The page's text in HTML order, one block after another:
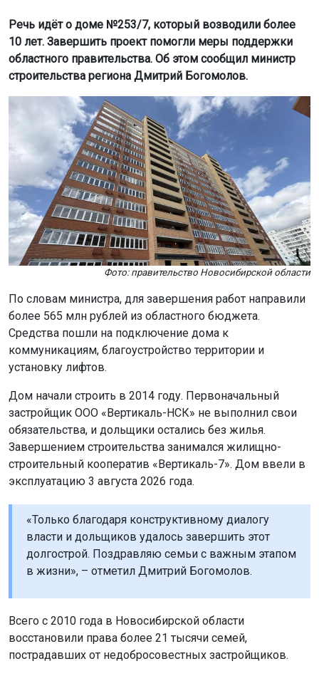
Речь идёт о доме №253/7, который возводили более
10 лет. Завершить проект помогли меры поддержки
областного правительства. Об этом сообщил министр
строительства региона Дмитрий Богомолов.
Фото: правительство Новосибирской области
По словам министра, для завершения работ направили
более 565 млн рублей из областного бюджета.
Средства пошли на подключение дома к
коммуникациям, благоустройство территории и
установку лифтов.
Дом начали строить в 2014 году. Первоначальный
застройщик ООО «Вертикаль-НСК» не выполнил свои
обязательства, и дольщики остались без жилья.
Завершением строительства занимался жилищно-
строительный кооператив «Вертикаль-7». Дом ввели в
эксплуатацию 3 августа 2026 года.
«Только благодаря конструктивному диалогу
власти и дольщиков удалось завершить этот
долгострой. Поздравляю семьи с важным этапом
в жизни», – отметил Дмитрий Богомолов.
Всего с 2010 года в Новосибирской области
восстановили права более 21 тысячи семей,
пострадавших от недобросовестных застройщиков.